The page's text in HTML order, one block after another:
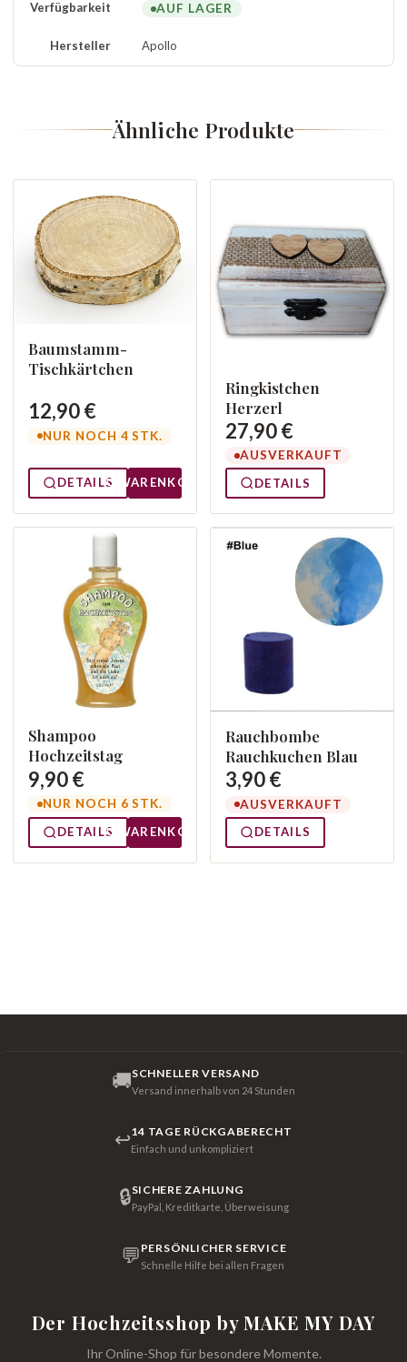
Verfügbarkeit AUF LAGER
Hersteller Apollo
Ähnliche Produkte
Baumstamm-
Tischkärtchen
12,90 €
NUR NOCH 4 STK.
DETAILS WARENKORB
Ringkistchen
Herzerl
27,90 €
AUSVERKAUFT
DETAILS
Shampoo
Hochzeitstag
9,90 €
NUR NOCH 6 STK.
DETAILS
WARENKORB
Rauchbombe
Rauchkuchen Blau
3,90 €
AUSVERKAUFT
DETAILS
🚚SCHNELLER VERSAND
Versand innerhalb von 24 Stunden
↩14 TAGE RÜCKGABERECHT
Einfach und unkompliziert
🔒SICHERE ZAHLUNG
PayPal, Kreditkarte, Überweisung
💬 PERSÖNLICHER SERVICE
Schnelle Hilfe bei allen Fragen
Der Hochzeitsshop by MAKE MY DAY
Ihr Online-Shop für besondere Momente.